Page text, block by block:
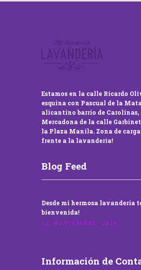
Estamos en la calle Ricardo
esquina con Pascual de la
alicantino barrio de Carolinas,
Mercadona de la calle
la Plaza Manila. Zona de
frente a la lavandería!
Blog Feed
Desde mi hermosa lavandería
bienvenida!
22 NOVIEMBRE, 2016
Información de